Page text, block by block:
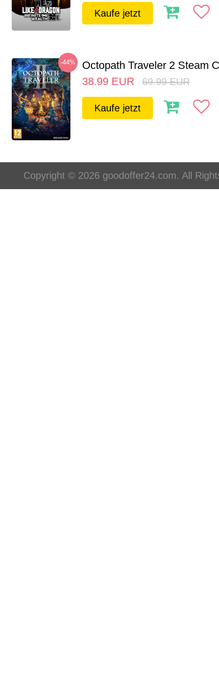
Kaufe jetzt
-44%
Octopath Traveler 2 Steam
38.99 EUR 69.99 EUR
Kaufe jetzt
Copyright © 2026 goodoffer24.com. All